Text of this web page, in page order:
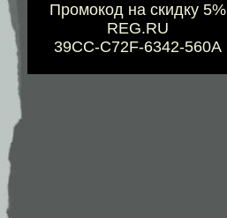
Промокод на скидку 5%
REG.RU
39CC-C72F-6342-560A